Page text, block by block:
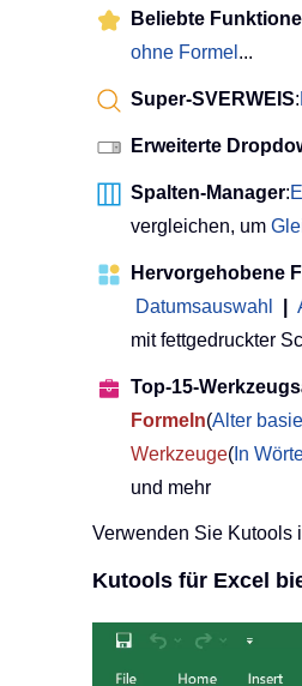
Beliebte
ohne Formel ...
Super-SVERWEIS:
Erweiterte
Spalten-Manager:
vergleichen, um
Hervorgehobene
Datumsauswahl
mit fettgedruckter
Top-15-
Formeln(Alter
Werkzeuge( In
und mehr
Verwenden Sie Kutools
Kutools für Excel